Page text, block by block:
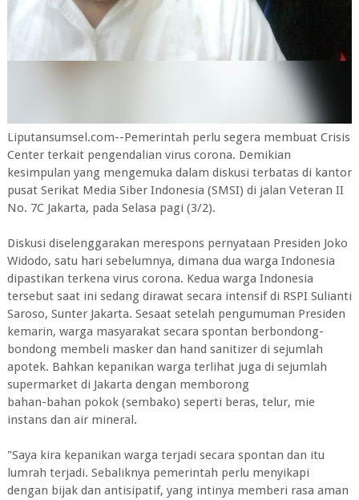
Liputansumsel.com--Pemerintah perlu segera membuat Crisis
Center terkait pengendalian virus corona. Demikian
kesimpulan yang mengemuka dalam diskusi terbatas di kantor
pusat Serikat Media Siber Indonesia (SMSI) di jalan Veteran II
No. 7C Jakarta, pada Selasa pagi (3/2).
Diskusi diselenggarakan merespons pernyataan Presiden Joko
Widodo, satu hari sebelumnya, dimana dua warga Indonesia
dipastikan terkena virus corona. Kedua warga Indonesia
tersebut saat ini sedang dirawat secara intensif di RSPI Sulianti
Saroso, Sunter Jakarta. Sesaat setelah pengumuman Presiden
kemarin, warga masyarakat secara spontan berbondong-
bondong membeli masker dan hand sanitizer di sejumlah
apotek. Bahkan kepanikan warga terlihat juga di sejumlah
supermarket di Jakarta dengan memborong
bahan-bahan pokok (sembako) seperti beras, telur, mie
instans dan air mineral.
"Saya kira kepanikan warga terjadi secara spontan dan itu
lumrah terjadi. Sebaliknya pemerintah perlu menyikapi
dengan bijak dan antisipatif, yang intinya memberi rasa aman